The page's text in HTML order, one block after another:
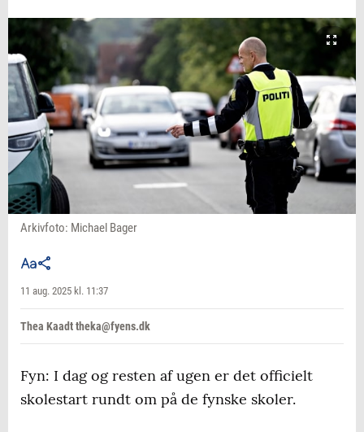
Arkivfoto: Michael Bager
11 aug. 2025 kl. 11:37
Thea Kaadt theka@fyens.dk
Fyn: I dag og resten af ugen er det officielt
skolestart rundt om på de fynske skoler.